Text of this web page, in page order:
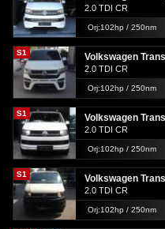
2.0 TDI CR
Orj:102hp / 250nm
S1 Volkswagen
2.0 TDI CR
Orj:102hp / 250nm
S1 Volkswagen
2.0 TDI CR
Orj:102hp / 250nm
S1 Volkswagen
2.0 TDI CR
Orj:102hp / 250nm